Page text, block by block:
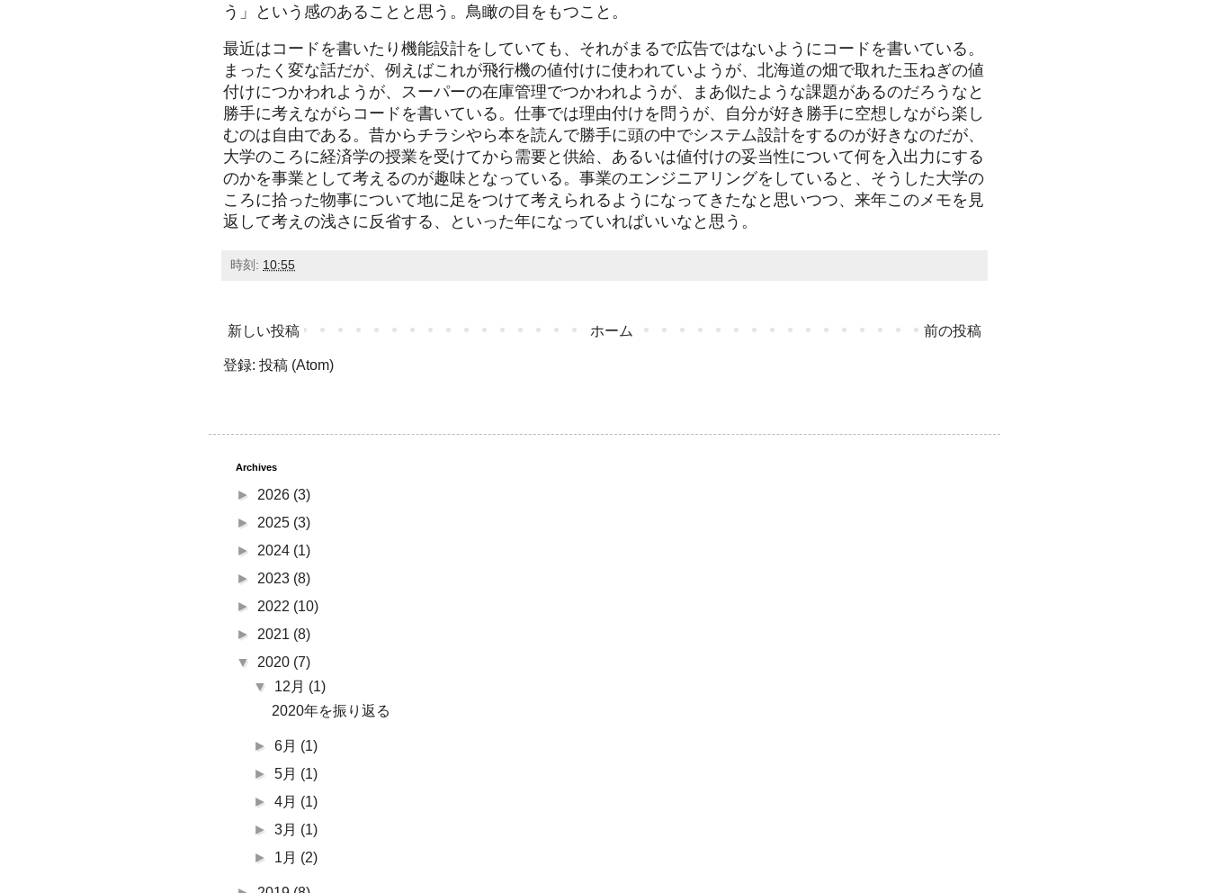
う」という感のあることと思う。鳥瞰の目をもつこと。
最近はコードを書いたり機能設計をしていても、それがまるで広告ではないようにコードを書いている。
まったく変な話だが、例えばこれが飛行機の値付けに使われていようが、北海道の畑で取れた玉ねぎの値
付けにつかわれようが、スーパーの在庫管理でつかわれようが、まあ似たような課題があるのだろうなと
勝手に考えながらコードを書いている。仕事では理由付けを問うが、自分が好き勝手に空想しながら楽し
むのは自由である。昔からチラシやら本を読んで勝手に頭の中でシステム設計をするのが好きなのだが、
大学のころに経済学の授業を受けてから需要と供給、あるいは値付けの妥当性について何を入出力にする
のかを事業として考えるのが趣味となっている。事業のエンジニアリングをしていると、そうした大学の
ころに拾った物事について地に足をつけて考えられるようになってきたなと思いつつ、来年このメモを見
返して考えの浅さに反省する、といった年になっていればいいなと思う。
時刻: 10:55
新しい投稿 前の投稿
ホーム
登録: 投稿 (Atom)
Archives
► 2026 (3)
► 2025 (3)
► 2024 (1)
► 2023 (8)
► 2022 (10)
► 2021 (8)
▼ 2020 (7)
▼ 12月 (1)
2020年を振り返る
►6月 (1)
►5月 (1)
►4月 (1)
►3月 (1)
► 1月 (2)